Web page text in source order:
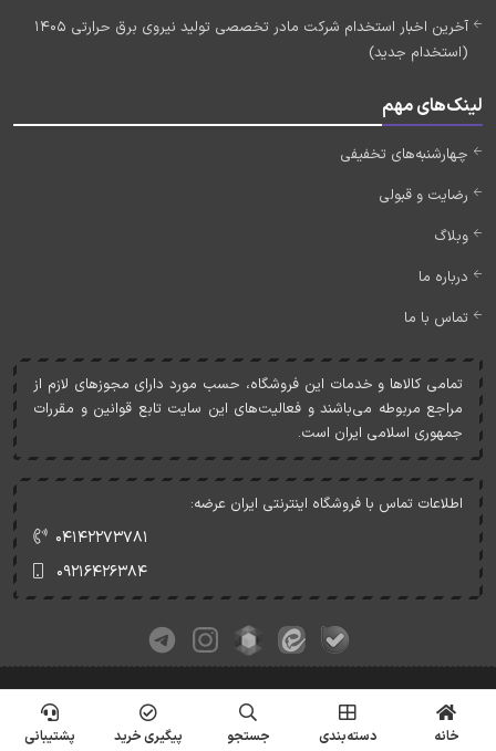
آخرین اخبار استخدام شرکت مادر تخصصی تولید نیروی برق حرارتی 1405
(استخدام جدید)
لینک‌های مهم
چهارشنبه‌های تخفیفی
رضایت و قبولی
وبلاگ
درباره ما
تماس با ما
تمامی کالاها و خدمات اين فروشگاه، حسب مورد دارای مجوزهای لازم از
مراجع مربوطه می‌باشند و فعاليت‌های اين سايت تابع قوانين و مقررات
جمهوری اسلامی ايران است.
اطلاعات تماس با فروشگاه اینترنتی ایران عرضه:
۰۴۱۴۲۲۷۳۷۸۱
۰۹۲۱۶۴۲۶۳۸۴
کلیه حقوق این وبسایت متعلق به ایران عرضه می‌باشد.
© Copyrights - IranArze.ir - 1405
خانه دسته‌بندی جستجو پیگیری خرید پشتیبانی